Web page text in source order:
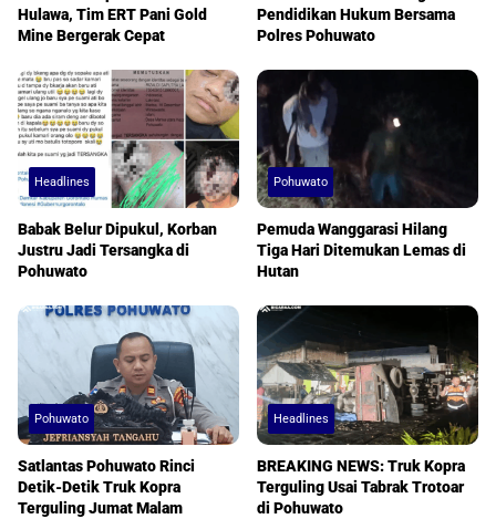
Hulawa, Tim ERT Pani Gold
Mine Bergerak Cepat
Pendidikan Hukum Bersama
Polres Pohuwato
Headlines
Babak Belur Dipukul, Korban
Justru Jadi Tersangka di
Pohuwato
Pohuwato
Pemuda Wanggarasi Hilang
Tiga Hari Ditemukan Lemas di
Hutan
Pohuwato
Satlantas Pohuwato Rinci
Detik-Detik Truk Kopra
Terguling Jumat Malam
Headlines
BREAKING NEWS: Truk Kopra
Terguling Usai Tabrak Trotoar
di Pohuwato